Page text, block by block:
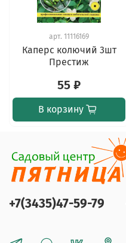
арт. 11116169
Каперс колючий 3шт
Престиж
55 ₽
В корзину
+7(3435)47-59-79